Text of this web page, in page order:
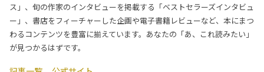
ス」、旬の作家のインタビューを掲載する「ベストセラーズインタビュ
ー」、書店をフィーチャーした企画や電子書籍レビューなど、本にまつ
わるコンテンツを豊富に揃えています。あなたの「あ、これ読みたい」
が見つかるはずです。